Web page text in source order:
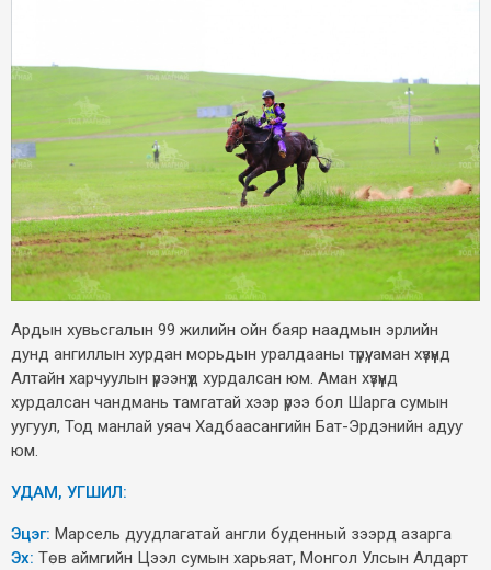
Ардын хувьсгалын 99 жилийн ойн баяр наадмын эрлийн
дунд ангиллын хурдан морьдын уралдааны түрүү, аман хүзүүнд
Алтайн харчуулын үрээнүүд хурдалсан юм. Аман хүзүүнд
хурдалсан чандмань тамгатай хээр үрээ бол Шарга сумын
уугуул, Тод манлай уяач Хадбаасангийн Бат-Эрдэнийн адуу
юм.
УДАМ, УГШИЛ:
Эцэг: Марсель дуудлагатай англи буденный зээрд азарга
Эх: Төв аймгийн Цээл сумын харьяат, Монгол Улсын Алдарт